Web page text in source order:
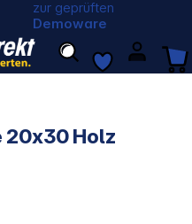
zur geprüften
Demoware
20x30 Holz